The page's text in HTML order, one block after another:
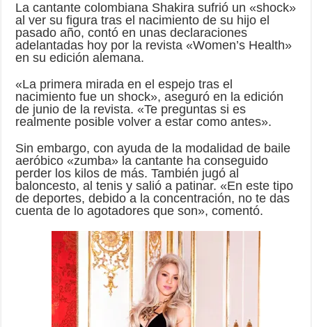
La cantante colombiana Shakira sufrió un «shock»
al ver su figura tras el nacimiento de su hijo el
pasado año, contó en unas declaraciones
adelantadas hoy por la revista «Women’s Health»
en su edición alemana.
«La primera mirada en el espejo tras el
nacimiento fue un shock», aseguró en la edición
de junio de la revista. «Te preguntas si es
realmente posible volver a estar como antes».
Sin embargo, con ayuda de la modalidad de baile
aeróbico «zumba» la cantante ha conseguido
perder los kilos de más. También jugó al
baloncesto, al tenis y salió a patinar. «En este tipo
de deportes, debido a la concentración, no te das
cuenta de lo agotadores que son», comentó.